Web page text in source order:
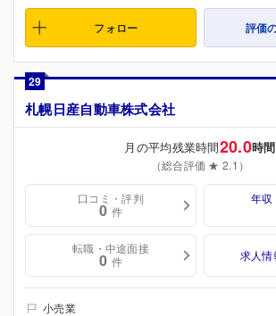
フォロー 評価
29
札幌日産自動車株式会社
月の平均残業時間20.0時間
（総合評価 ★ 2.1）
口コミ・評判
0 件
年収
転職・中途面接
0 件 求人情
小売業